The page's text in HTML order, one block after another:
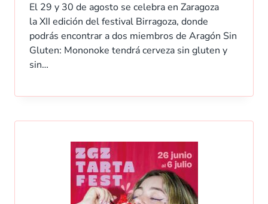
El 29 y 30 de agosto se celebra en Zaragoza
la XII edición del festival Birragoza, donde
podrás encontrar a dos miembros de Aragón Sin
Gluten: Mononoke tendrá cerveza sin gluten y
sin…